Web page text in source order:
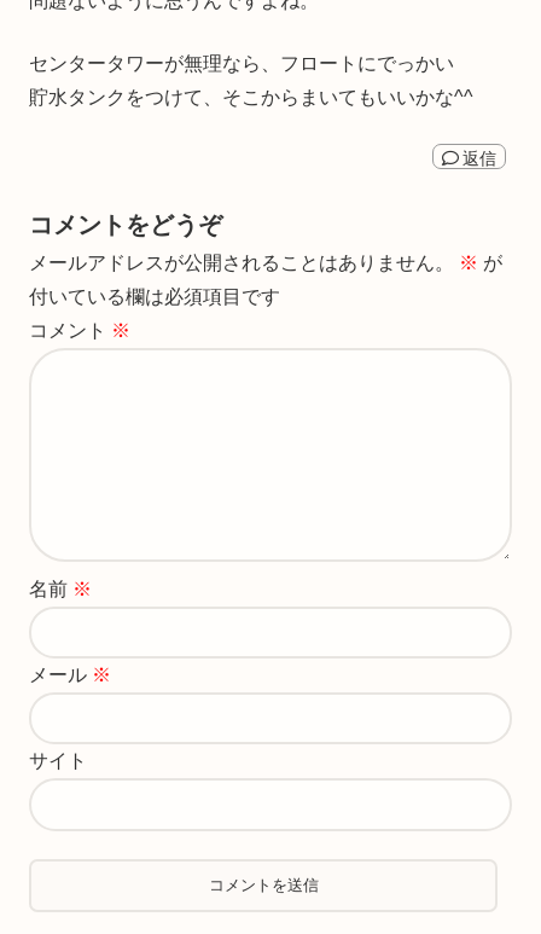
センタータワーが無理なら、フロートにでっかい
貯水タンクをつけて、そこからまいてもいいかな^^
返信
コメントをどうぞ
メールアドレスが公開されることはありません。 ※ が
付いている欄は必須項目です
コメント ※
名前 ※
メール ※
サイト